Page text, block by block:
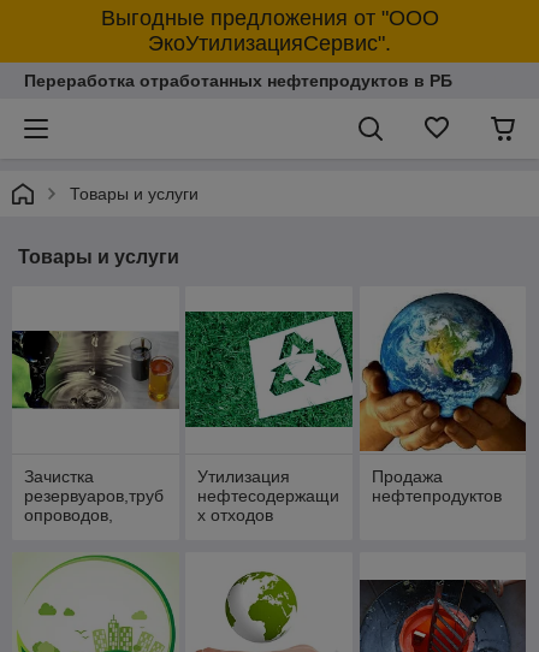
Выгодные предложения от "ООО
ЭкоУтилизацияСервис".
Переработка отработанных нефтепродуктов в РБ
Товары и услуги
Товары и услуги
Зачистка
резервуаров,труб
опроводов,
Утилизация
нефтесодержащи
х отходов
Продажа
нефтепродуктов